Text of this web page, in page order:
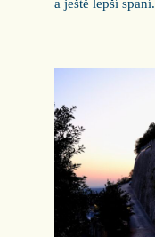
a ještě lepší spaní.